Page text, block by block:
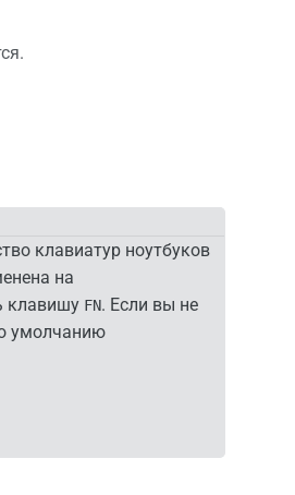
клавиатур ноутбуков
на
клавишу FN. Если вы не
умолчанию